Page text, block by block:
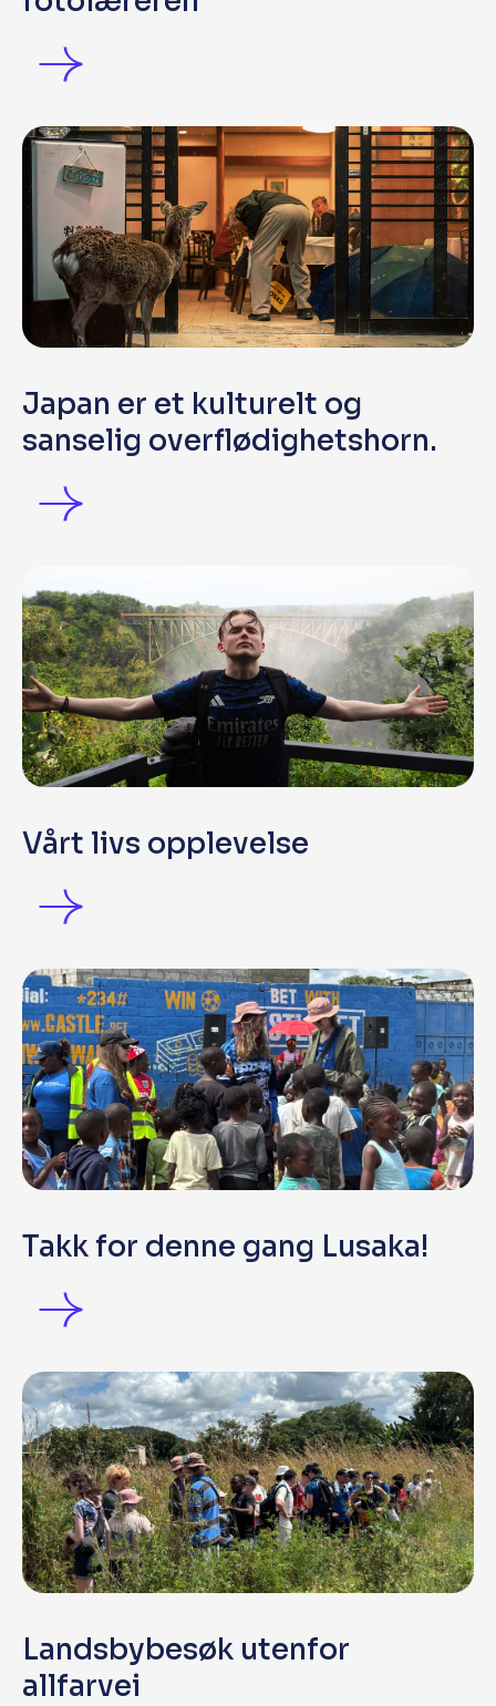
Japan er et kulturelt og
sanselig overflødighetshorn.
Vårt livs opplevelse
Takk for denne gang Lusaka!
Landsbybesøk utenfor
allfarvei